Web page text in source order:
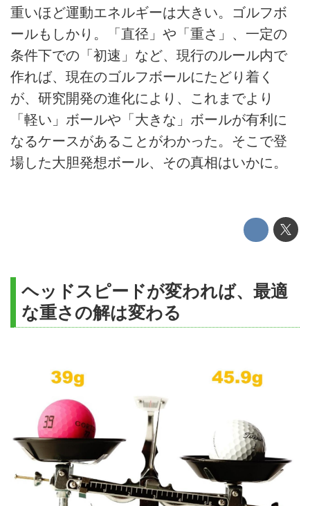
重いほど運動エネルギーは大きい。ゴルフボ
ールもしかり。「直径」や「重さ」、一定の
条件下での「初速」など、現行のルール内で
作れば、現在のゴルフボールにたどり着く
が、研究開発の進化により、これまでより
「軽い」ボールや「大きな」ボールが有利に
なるケースがあることがわかった。そこで登
場した大胆発想ボール、その真相はいかに。
ヘッドスピードが変われば、最適
な重さの解は変わる